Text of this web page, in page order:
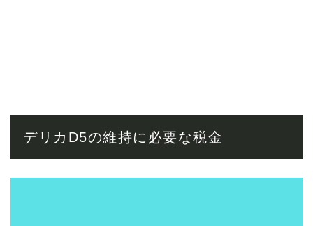
デリカD5の維持に必要な税金